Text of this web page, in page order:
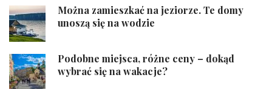
Można zamieszkać na jeziorze. Te domy
unoszą się na wodzie
Podobne miejsca, różne ceny – dokąd
wybrać się na wakacje?